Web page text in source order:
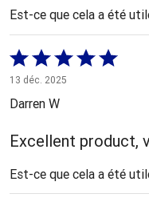
Est-ce que cela a été
Coté
5 sur
5
13 déc. 2025
Darren W
Excellent product,
Est-ce que cela a été